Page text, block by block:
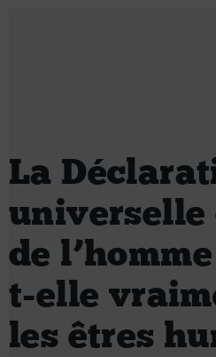
La
universelle
de
t-elle
les êtres